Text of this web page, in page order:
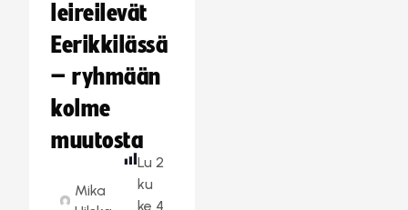
leireilevät
Eerikkilässä
– ryhmään
kolme
muutosta
Mika
Lu
ku
ke
2
4